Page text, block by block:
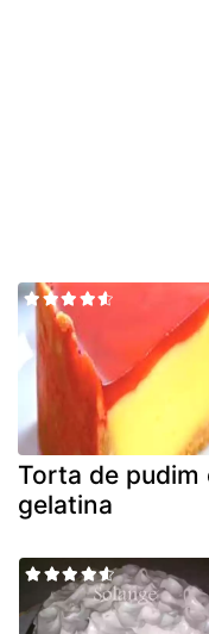
Torta de pudim
gelatina